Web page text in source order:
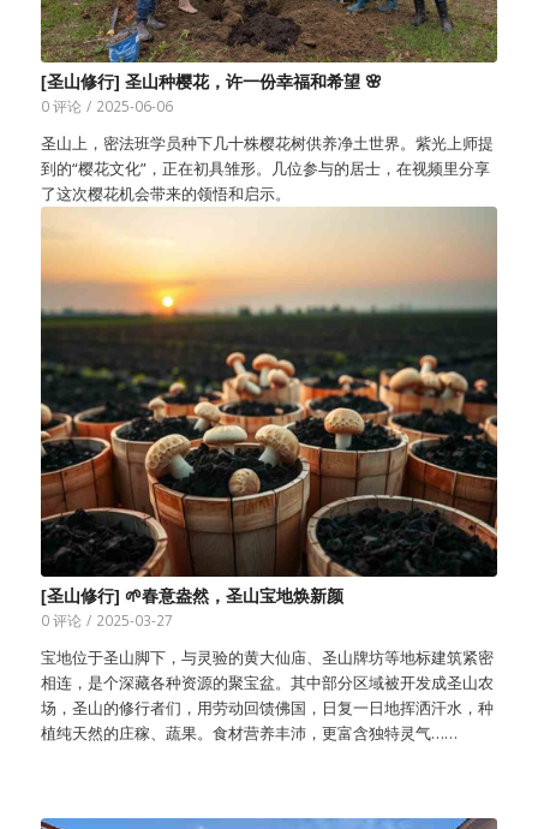
[圣山修行] 圣山种樱花，许一份幸福和希望 🌸
0 评论 / 2025-06-06
圣山上，密法班学员种下几十株樱花树供养净土世界。紫光上师提
到的“樱花文化”，正在初具雏形。几位参与的居士，在视频里分享
了这次樱花机会带来的领悟和启示。
[圣山修行] 🌱春意盎然，圣山宝地焕新颜
0 评论 / 2025-03-27
宝地位于圣山脚下，与灵验的黄大仙庙、圣山牌坊等地标建筑紧密
相连，是个深藏各种资源的聚宝盆。其中部分区域被开发成圣山农
场，圣山的修行者们，用劳动回馈佛国，日复一日地挥洒汗水，种
植纯天然的庄稼、蔬果。食材营养丰沛，更富含独特灵气……